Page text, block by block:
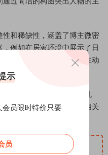
和稀缺性，涵盖了博主微密
例如在居家环境中展示了日
景观元素，为整体增添生动
深入了解其个人风格的机
关注。本站将持续更新相关
。
示
会员限时特价只要
员